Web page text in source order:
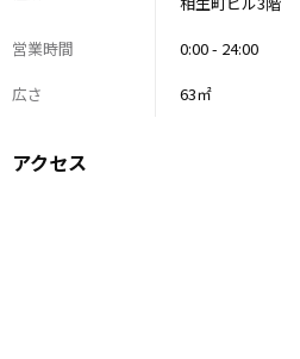
営業時間
0:00 - 24:00
広さ
63㎡
アクセス